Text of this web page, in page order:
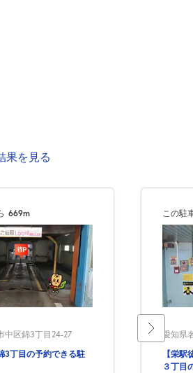
果を見る
669m
中区錦3丁目24-27
3丁目の予約できる駐
この駐
愛知県
【栄
３丁目